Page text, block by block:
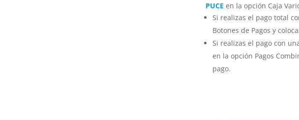
PUCE en la opción Caja
Si realizas el pago total
Botones de Pagos y
Si realizas el pago con
en la opción Pagos
pago.